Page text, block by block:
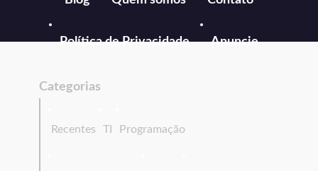
Política de Privacidade Anuncie
Categorias
Recentes TI Programação